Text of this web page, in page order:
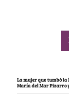
La mujer que tumbó la
María del Mar Pizarro